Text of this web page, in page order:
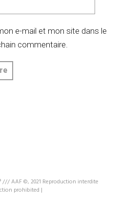
e-mail et mon site dans le
commentaire.
/// AAF ©, 2021 Reproduction interdite
prohibited |